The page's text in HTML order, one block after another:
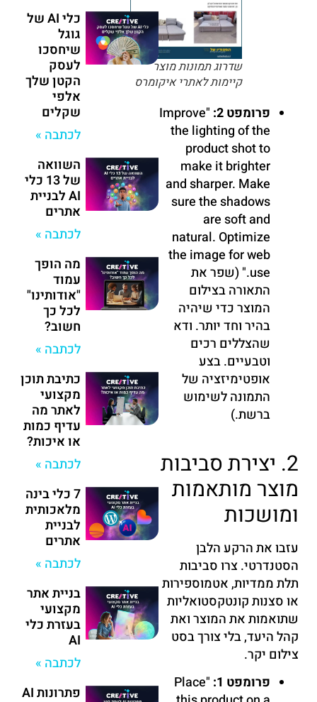
שדרוג תמונות מוצר
קיימות לאתרי איקומרס
פרומפט 2:
"Improve
the lighting of the
product shot to
make it brighter
and sharper. Make
sure the shadows
are soft and
natural. Optimize
the image for web
use." (שפר את
התאורה בצילום
המוצר כדי שיהיה
בהיר וחד יותר. ודא
שהצללים רכים
וטבעיים. בצע
אופטימיזציה של
התמונה לשימוש
ברשת.)
2. יצירת סביבות
מוצר מותאמות
ומושכות
עזבו את הרקע הלבן
הסטנדרטי. צרו סביבות
תלת ממדיות, אטמוספירות
או סצנות קונטקסטואליות
שתואמות את המוצר ואת
קהל היעד, בלי צורך בסט
צילום יקר.
פרומפט 1:
"Place
כלי AI של
גוגל
שיחסכו
לעסק
הקטן שלך
אלפי
שקלים
לכתבה »
השוואה
של 13 כלי
AI לבניית
אתרים
לכתבה »
מה הופך
עמוד
"אודותינו"
לכל כך
חשוב?
לכתבה »
כתיבת תוכן
מקצועי
לאתר מה
עדיף כמות
או איכות?
לכתבה »
7 כלי בינה
מלאכותית
לבניית
אתרים
לכתבה »
בניית אתר
מקצועי
בעזרת כלי
AI
לכתבה »
פתרונות AI